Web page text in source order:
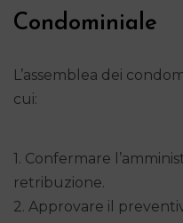
Condominiale
L’assemblea dei
cui:
1. Confermare
retribuzione.
2. Approvare il